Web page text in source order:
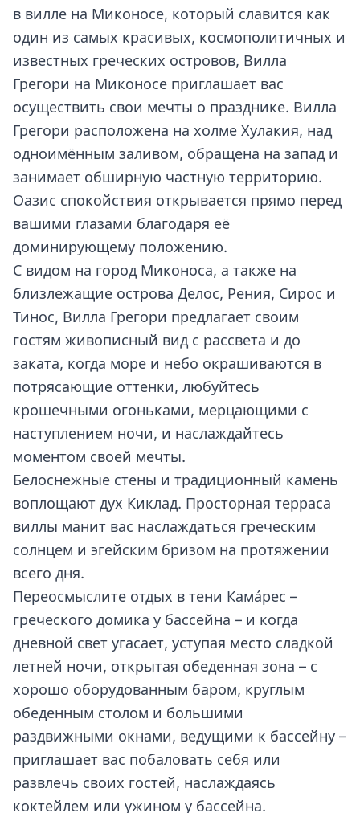
в вилле на Миконосе, который славится как
один из самых красивых, космополитичных и
известных греческих островов, Вилла
Грегори на Миконосе приглашает вас
осуществить свои мечты о празднике. Вилла
Грегори расположена на холме Хулакия, над
одноимённым заливом, обращена на запад и
занимает обширную частную территорию.
Оазис спокойствия открывается прямо перед
вашими глазами благодаря её
доминирующему положению.
С видом на город Миконоса, а также на
близлежащие острова Делос, Рения, Сирос и
Тинос, Вилла Грегори предлагает своим
гостям живописный вид с рассвета и до
заката, когда море и небо окрашиваются в
потрясающие оттенки, любуйтесь
крошечными огоньками, мерцающими с
наступлением ночи, и наслаждайтесь
моментом своей мечты.
Белоснежные стены и традиционный камень
воплощают дух Киклад. Просторная терраса
виллы манит вас наслаждаться греческим
солнцем и эгейским бризом на протяжении
всего дня.
Переосмыслите отдых в тени Кама́рес –
греческого домика у бассейна – и когда
дневной свет угасает, уступая место сладкой
летней ночи, открытая обеденная зона – с
хорошо оборудованным баром, круглым
обеденным столом и большими
раздвижными окнами, ведущими к бассейну –
приглашает вас побаловать себя или
развлечь своих гостей, наслаждаясь
коктейлем или ужином у бассейна.